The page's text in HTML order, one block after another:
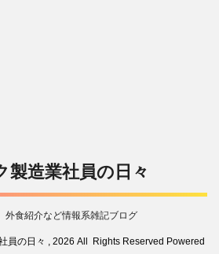
製造業社員の日々
外食紹介など情報系雑記ブログ
員の日々 , 2026 All Rights Reserved Powered